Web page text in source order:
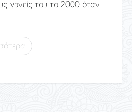
γονείς του το 2000 όταν